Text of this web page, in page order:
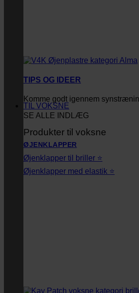
TIPS OG IDEER
Komme godt igennem
SE ALLE INDLÆG
TIL VOKSNE
Produkter til voksne
ØJENKLAPPER
Øjenklapper til briller ⭐
Øjenklapper med elastik ⭐